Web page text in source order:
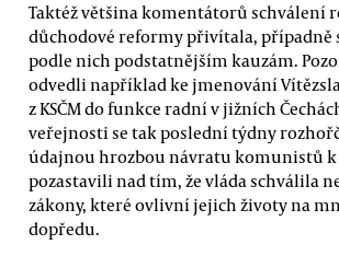
Taktéž většina komentátorů schválení
důchodové reformy přivítala, případně
podle nich podstatnějším kauzám.
odvedli například ke jmenování
z KSČM do funkce radní v jižních
veřejnosti se tak poslední týdny
údajnou hrozbou návratu komunistů k
pozastavili nad tím, že vláda schválila
zákony, které ovlivní jejich životy na
dopředu.